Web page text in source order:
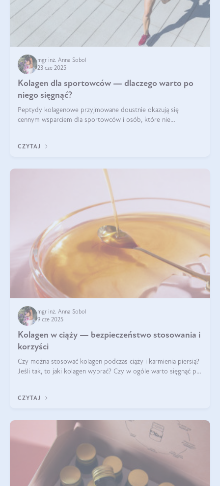
mgr inż. Anna Sobol
23 cze 2025
Kolagen dla sportowców — dlaczego warto po
niego sięgnąć?
Peptydy kolagenowe przyjmowane doustnie okazują się
cennym wsparciem dla sportowców i osób, które nie
CZYTAJ
mgr inż. Anna Sobol
9 cze 2025
Kolagen w ciąży — bezpieczeństwo stosowania i
korzyści
Czy można stosować kolagen podczas ciąży i karmienia piersią?
Jeśli tak, to jaki kolagen wybrać? Czy w ogóle warto sięgnąć po
CZYTAJ